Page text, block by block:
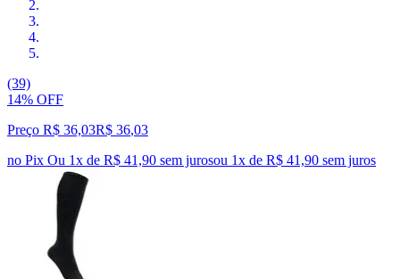
(39)
14% OFF
Preço R$ 36,03R$ 36,03
no Pix Ou 1x de R$ 41,90 sem jurosou 1x de R$ 41,90 sem juros